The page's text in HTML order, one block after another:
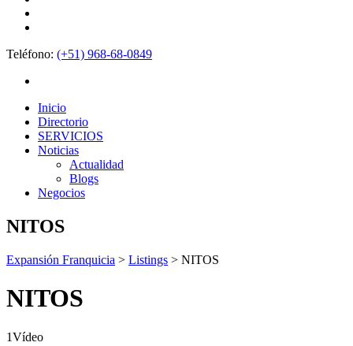
Teléfono: (+51) 968-68-0849
Inicio
Directorio
SERVICIOS
Noticias
Actualidad
Blogs
Negocios
NITOS
Expansión Franquicia > Listings > NITOS
NITOS
1Vídeo